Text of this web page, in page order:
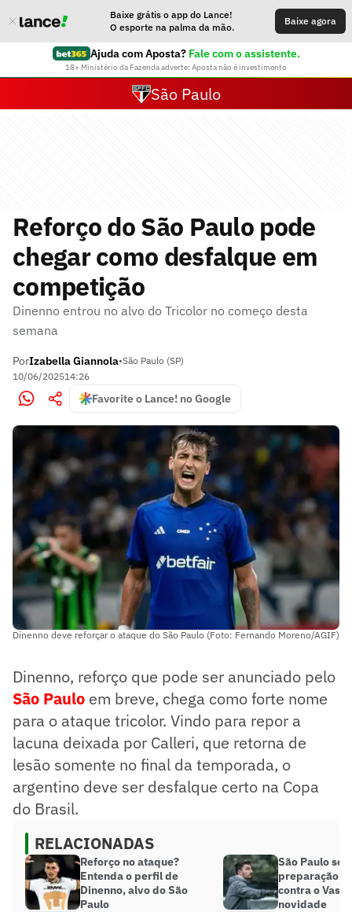
Baixe grátis o app do Lance!
O esporte na palma da mão.
Baixe agora
Ajuda com Aposta? Fale com o assistente.
18+ Ministério da Fazenda adverte: Aposta não é investimento
São Paulo
Reforço do São Paulo pode
chegar como desfalque em
competição
Dinenno entrou no alvo do Tricolor no começo desta
semana
PorIzabella Giannola•São Paulo (SP)
10/06/202514:26
Favorite o Lance! no Google
Dinenno deve reforçar o ataque do São Paulo (Foto: Fernando Moreno/AGIF)
Dinenno, reforço que pode ser anunciado pelo
São Paulo em breve, chega como forte nome
para o ataque tricolor. Vindo para repor a
lacuna deixada por Calleri, que retorna de
lesão somente no final da temporada, o
argentino deve ser desfalque certo na Copa
do Brasil.
RELACIONADAS
Reforço no ataque?
Entenda o perfil de
Dinenno, alvo do São
Paulo
São Paulo
preparação
contra o
novidade